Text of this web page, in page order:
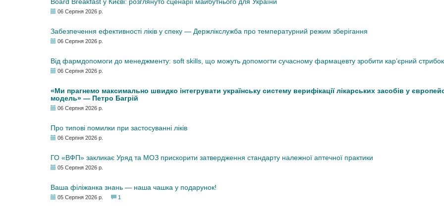
06 Серпня 2026 р.
Забезпечення ефективності ліків у спеку — Держлікслужба про температурний режим зберігання
06 Серпня 2026 р.
Від фармдопомоги до менеджменту: soft skills, що можуть допомогти сучасному фармацевту зробити кар’єрний стрибок
06 Серпня 2026 р.
«Ми прагнемо максимально швидко інтегрувати українську систему верифікації лікарських засобів у
модель» — Петро Багрій
06 Серпня 2026 р.
Про типові помилки при застосуванні ліків
06 Серпня 2026 р.
ГО «ВФП» закликає Уряд та МОЗ прискорити затвердження стандарту належної аптечної практики
05 Серпня 2026 р.
Ваша філіжанка знань — наша чашка у подарунок!
05 Серпня 2026 р. 1